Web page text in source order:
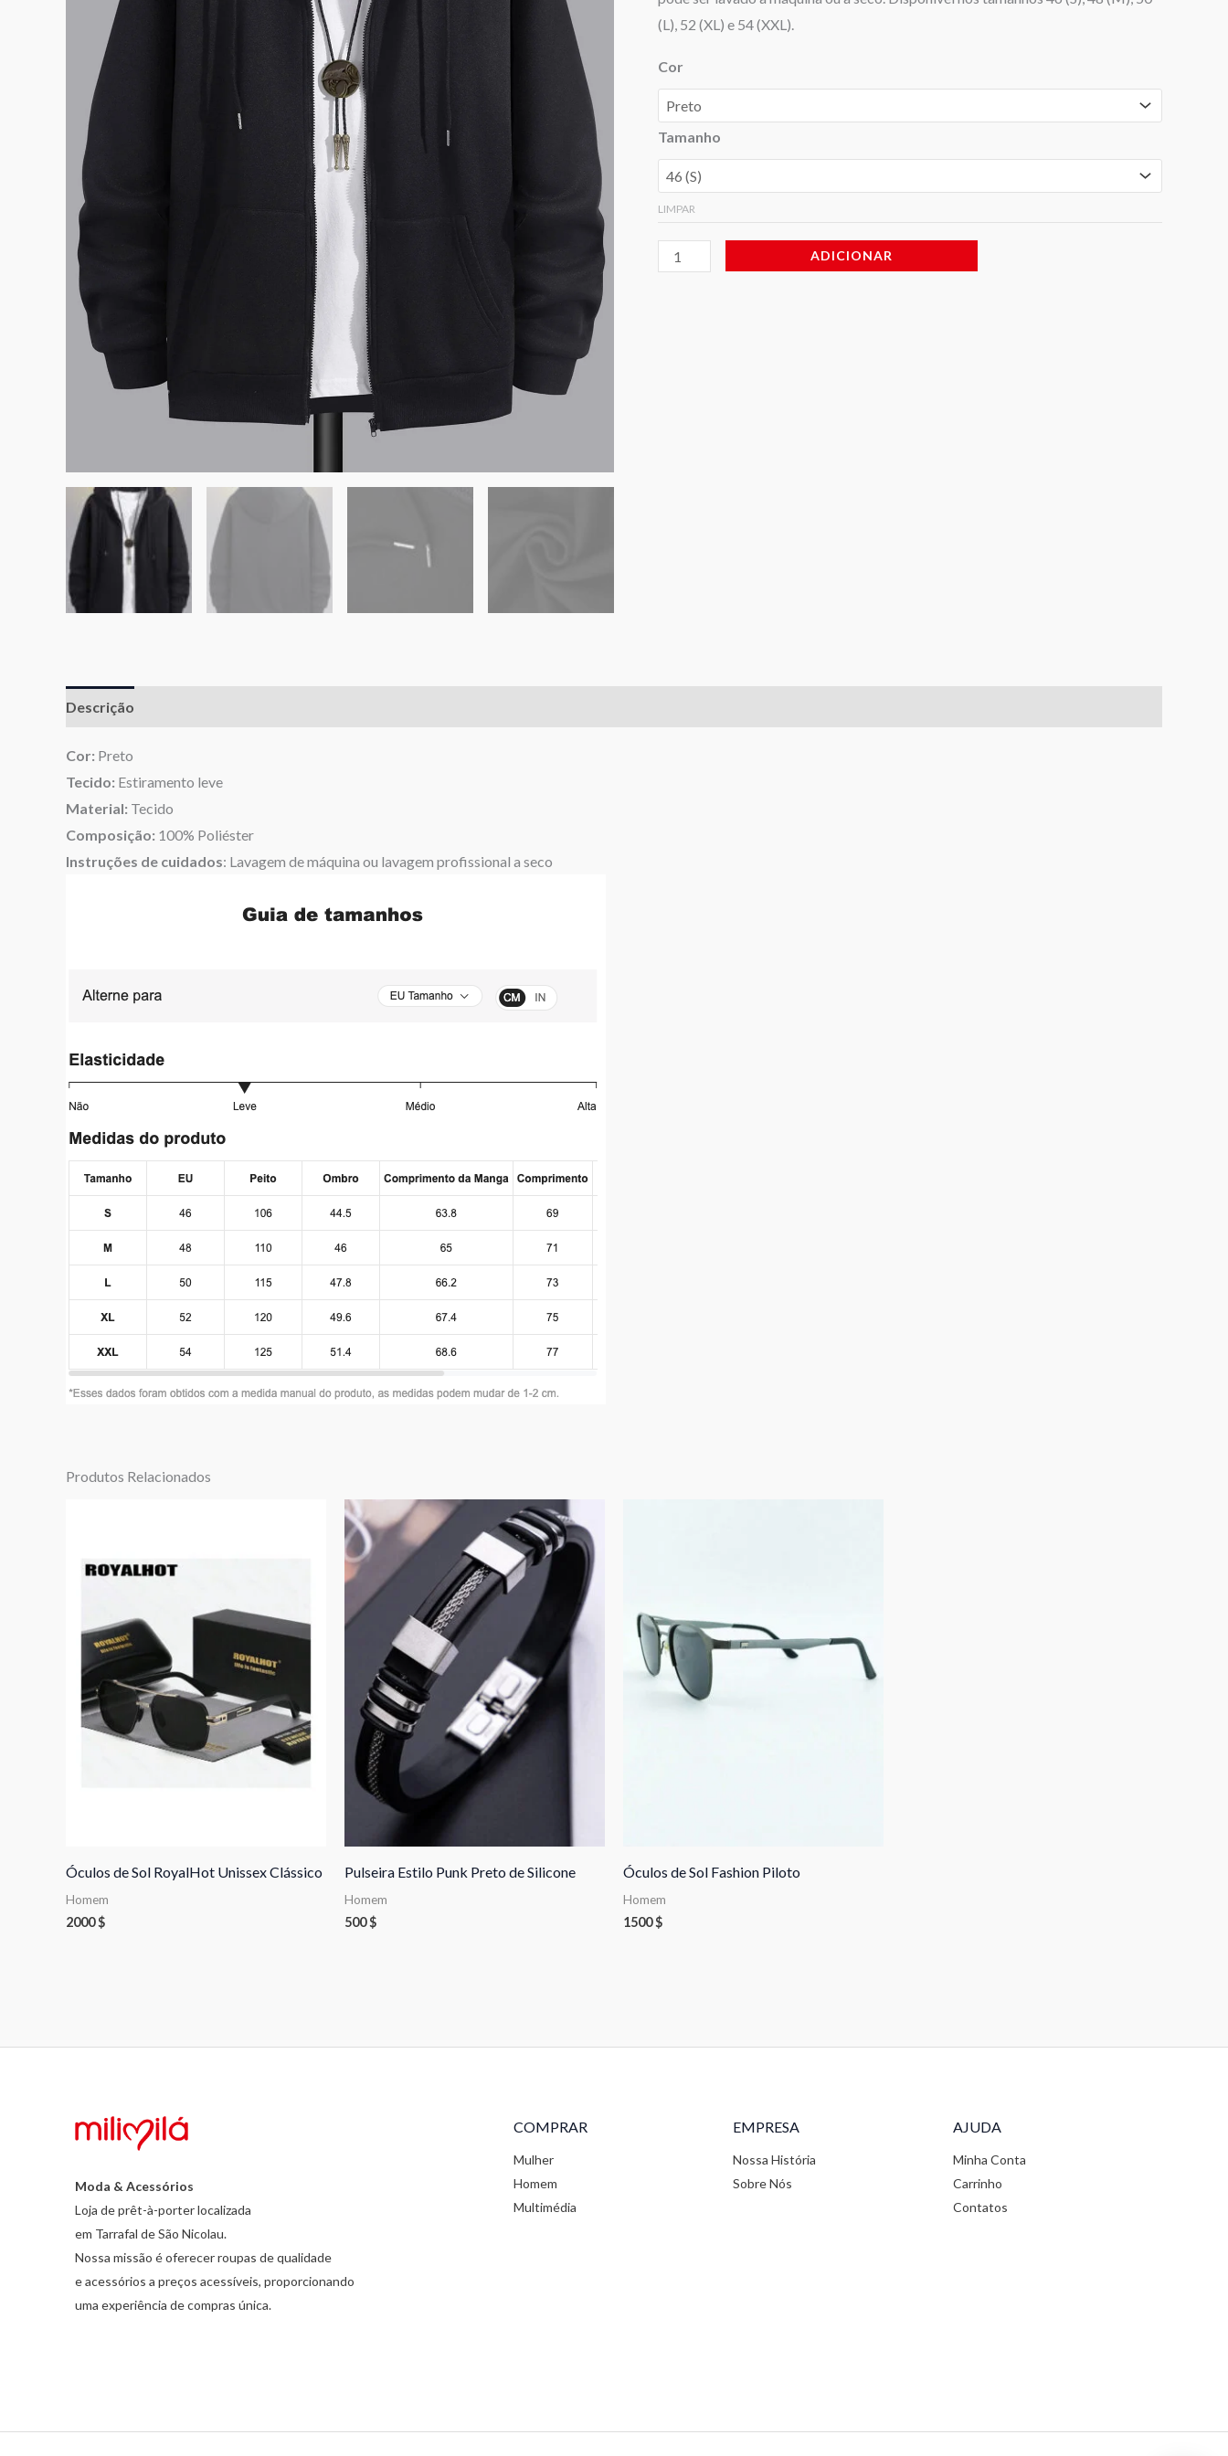
(L), 52 (XL) e 54 (XXL).
Cor
Tamanho
LIMPAR
ADICIONAR
Descrição
Cor: Preto
Tecido: Estiramento leve
Material: Tecido
Composição: 100% Poliéster
Instruções de cuidados: Lavagem de máquina ou lavagem profissional a seco
Produtos Relacionados
Óculos de Sol RoyalHot Unissex Clássico
Homem
2000$
Pulseira Estilo Punk Preto de Silicone
Homem
500$
Óculos de Sol Fashion Piloto
Homem
1500$
Moda & Acessórios
Loja de prêt-à-porter localizada
em Tarrafal de São Nicolau.
Nossa missão é oferecer roupas de qualidade
e acessórios a preços acessíveis, proporcionando
uma experiência de compras única.
COMPRAR
Mulher
Homem
Multimédia
EMPRESA
Nossa História
Sobre Nós
AJUDA
Minha Conta
Carrinho
Contatos